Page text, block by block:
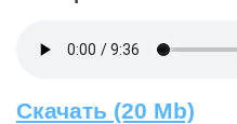
Скачать (20 Mb)